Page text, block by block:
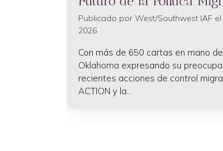
Publicado por West/Southwest IAF
2026
Con más de 650 cartas en mano
Oklahoma expresando su
recientes acciones de control
ACTION y la...